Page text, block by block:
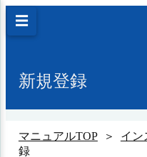
☰
新規登録
マニュアルTOP＞ イン
録